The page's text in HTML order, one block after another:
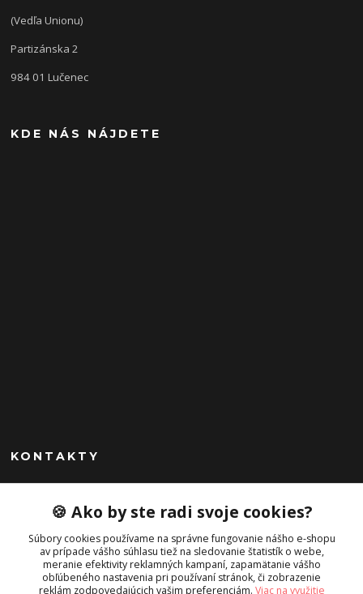
(Vedľa Unionu)
Partizánska 2
984 01 Lučenec
KDE NÁS NÁJDETE
KONTAKTY
Peknekabelky.sk
+421 949747302
Po-Pia 10-16
info@peknekabelky.sk
🍪 Ako by ste radi svoje cookies?
Súbory cookies používame na správne fungovanie nášho e-shopu
av prípade vášho súhlasu tiež na sledovanie štatistík o webe,
meranie efektivity reklamných kampaní, zapamätanie vášho
obľúbeného nastavenia pri používaní stránok, či zobrazenie
reklám zodpovedajúcich vašim preferenciám. Viac na využitie